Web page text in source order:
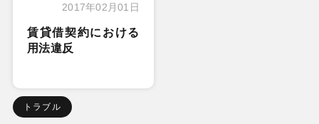
2017年02月01日
賃貸借契約における
用法違反
トラブル